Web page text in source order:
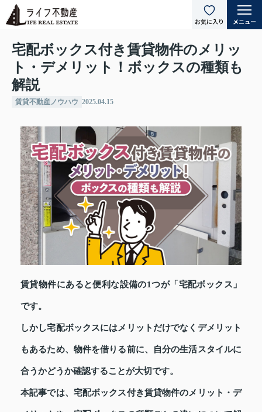
宅配ボックス付き賃貸物件のメリッ
ト・デメリット！ボックスの種類も
解説
賃貸不動産ノウハウ 2025.04.15
賃貸物件にあると便利な設備の1つが「宅配ボックス」
です。
しかし宅配ボックスにはメリットだけでなくデメリット
もあるため、物件を借りる前に、自分の生活スタイルに
合うかどうか確認することが大切です。
本記事では、宅配ボックス付き賃貸物件のメリット・デ